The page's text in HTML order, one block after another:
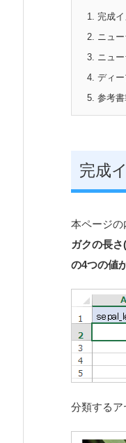
1. 完成
2. ニュ
3. ニュ
4. ディ
5. 参考
完成
本ページの
ガクの長
の4つの値
分類するア